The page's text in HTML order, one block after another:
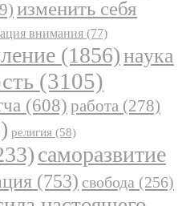
изменить себя
внимания (77)
(1856)наука
(3105)
(608) работа (278)
религия (58)
саморазвитие
(753) свобода (256)